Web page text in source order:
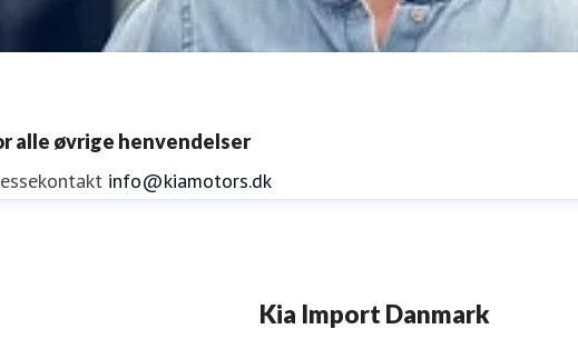
alle øvrige henvendelser
info@kiamotors.dk
Kia Import Danmark